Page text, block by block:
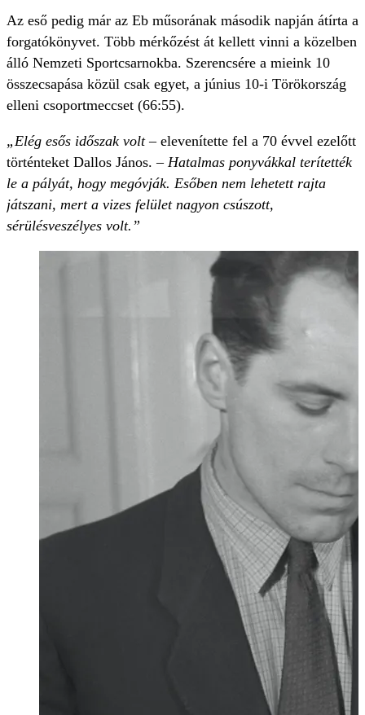
Az eső pedig már az Eb műsorának második napján átírta a
forgatókönyvet. Több mérkőzést át kellett vinni a közelben
álló Nemzeti Sportcsarnokba. Szerencsére a mieink 10
összecsapása közül csak egyet, a június 10-i Törökország
elleni csoportmeccset (66:55).
„Elég esős időszak volt– elevenítette fel a 70 évvel ezelőtt
történteket Dallos János. – Hatalmas ponyvákkal terítették
le a pályát, hogy megóvják. Esőben nem lehetett rajta
játszani, mert a vizes felület nagyon csúszott,
sérülésveszélyes volt.”